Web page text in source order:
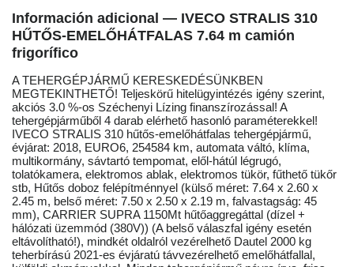
Información adicional — IVECO STRALIS 310
HŰTŐS-EMELŐHÁTFALAS 7.64 m camión
frigorífico
A TEHERGÉPJÁRMŰ KERESKEDÉSÜNKBEN
MEGTEKINTHETŐ! Teljeskörű hitelügyintézés igény szerint,
akciós 3.0 %-os Széchenyi Lízing finanszírozással! A
tehergépjárműből 4 darab elérhető hasonló paraméterekkel!
IVECO STRALIS 310 hűtős-emelőhátfalas tehergépjármű,
évjárat: 2018, EURO6, 254584 km, automata váltó, klíma,
multikormány, sávtartó tempomat, elől-hátúl légrugó,
tolatókamera, elektromos ablak, elektromos tükör, fűthető tükőr
stb, Hűtős doboz felépítménnyel (külső méret: 7.64 x 2.60 x
2.45 m, belső méret: 7.50 x 2.50 x 2.19 m, falvastagság: 45
mm), CARRIER SUPRA 1150Mt hűtőaggregáttal (dízel +
hálózati üzemmód (380V)) (A belső válaszfal igény esetén
eltávolítható!), mindkét oldalról vezérelhető Dautel 2000 kg
teherbírású 2021-es évjáratú távvezérelhető emelőhátfallal,